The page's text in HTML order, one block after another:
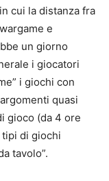
in cui la distanza fra
wargame e
un giorno
i giocatori
i giochi con
quasi
gioco (da 4 ore
di giochi
tavolo”.